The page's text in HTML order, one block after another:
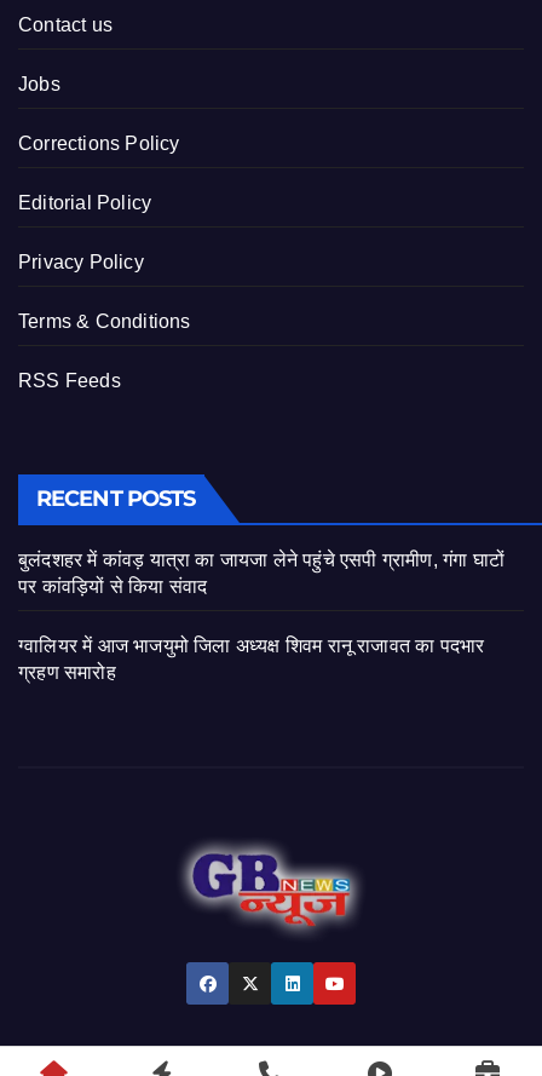
Contact us
Jobs
Corrections Policy
Editorial Policy
Privacy Policy
Terms & Conditions
RSS Feeds
RECENT POSTS
बुलंदशहर में कांवड़ यात्रा का जायजा लेने पहुंचे एसपी ग्रामीण, गंगा घाटों
पर कांवड़ियों से किया संवाद
ग्वालियर में आज भाजयुमो जिला अध्यक्ष शिवम रानू राजावत का पदभार
ग्रहण समारोह